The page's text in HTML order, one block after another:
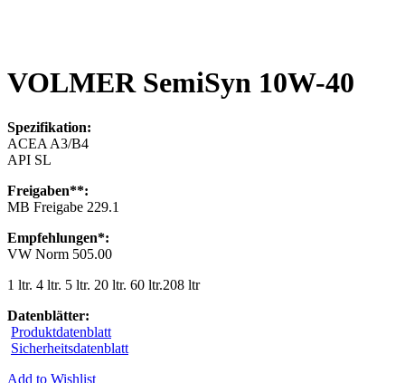
VOLMER SemiSyn 10W-40
Spezifikation:
ACEA A3/B4
API SL
Freigaben**:
MB Freigabe 229.1
Empfehlungen*:
VW Norm 505.00
1 ltr. 4 ltr. 5 ltr. 20 ltr. 60 ltr.208 ltr
Datenblätter:
Produktdatenblatt
Sicherheitsdatenblatt
Add to Wishlist